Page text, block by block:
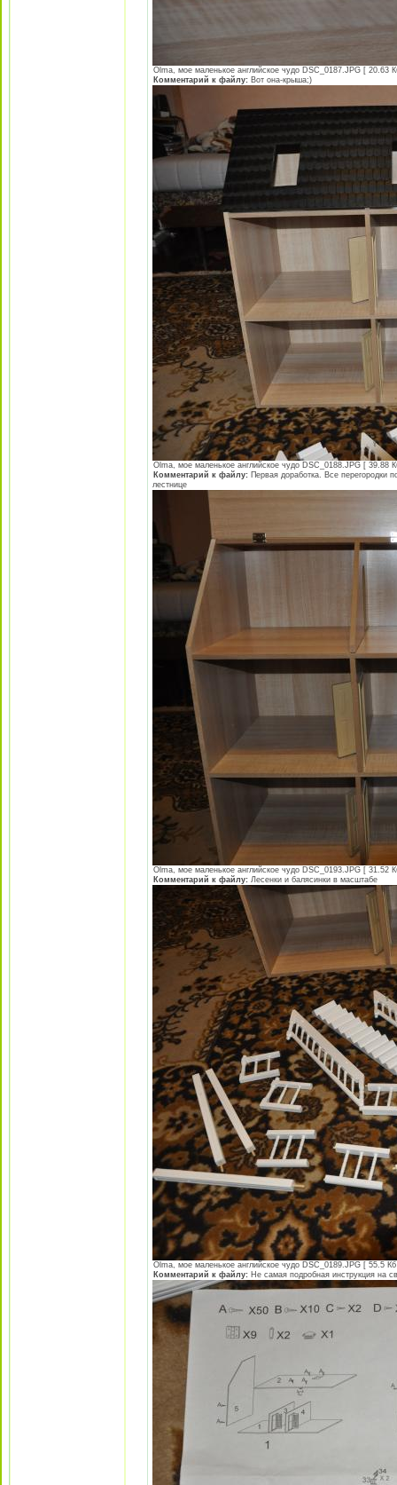
Olma, мое маленькое английское чудо DSC_0187.JPG [ 20.63
Комментарий к файлу: Вот она-крыша;)
Olma, мое маленькое английское чудо DSC_0188.JPG [ 39.88
Комментарий к файлу: Первая доработка. Все перегородки
лестнице
Olma, мое маленькое английское чудо DSC_0193.JPG [ 31.52
Комментарий к файлу: Лесенки и балясинки в масштабе
Olma, мое маленькое английское чудо DSC_0189.JPG [ 55.5
Комментарий к файлу: Не самая подробная инструкция на